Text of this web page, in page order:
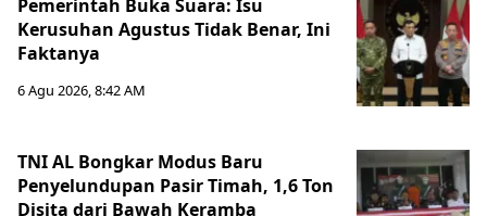
Pemerintah Buka Suara: Isu
Kerusuhan Agustus Tidak Benar, Ini
Faktanya
6 Agu 2026, 8:42 AM
TNI AL Bongkar Modus Baru
Penyelundupan Pasir Timah, 1,6 Ton
Disita dari Bawah Keramba